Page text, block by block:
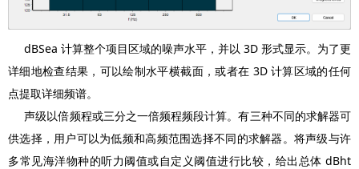
dBSea 计算整个项目区域的噪声水平，并以 3D 形式显示。为了更
详细地检查结果，可以绘制水平横截面，或者在 3D 计算区域的任何
点提取详细频谱。
声级以倍频程或三分之一倍频程频段计算。有三种不同的求解器可
供选择，用户可以为低频和高频范围选择不同的求解器。将声级与许
多常见海洋物种的听力阈值或自定义阈值进行比较，给出总体 dBht